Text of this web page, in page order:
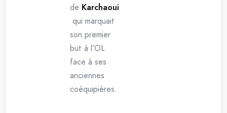
de Karchaoui
qui marquait
son premier
but à l’OL
face à ses
anciennes
coéquipières.